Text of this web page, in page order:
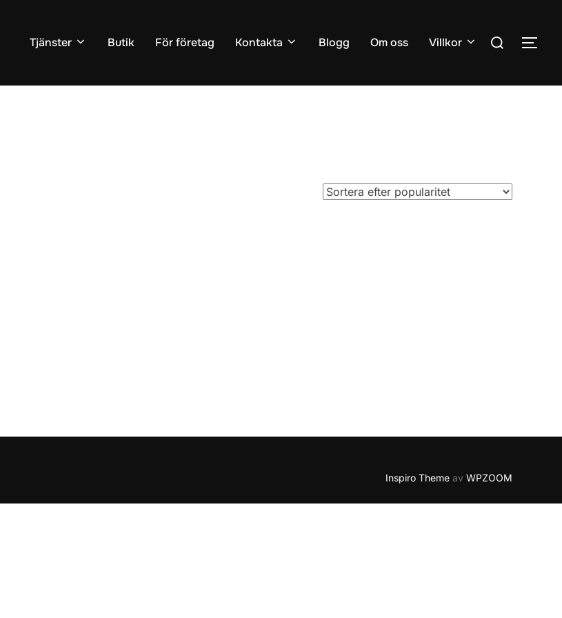
Tjänster Butik För företag Kontakta Blogg Om oss Villkor
Sök
efter:
SLÅ
Inspiro Theme av WPZOOM